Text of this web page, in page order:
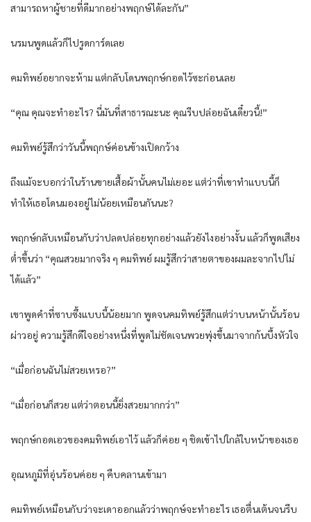
สามารถหาผู้ชายที่ดีมากอย่างพฤกษ์ได้ละกัน”
นรมนพูดแล้วก็ไปรูดการ์ดเลย
คมทิพย์อยากจะห้าม แต่กลับโดนพฤกษ์กอดไว้ซะก่อนเลย
“คุณ คุณจะทำอะไร? นี่มันที่สาธารณะนะ คุณรีบปล่อยฉันเดี๋ยวนี้!”
คมทิพย์รู้สึกว่าวันนี้พฤกษ์ค่อนข้างเปิดกว้าง
ถึงแม้จะบอกว่าในร้านขายเสื้อผ้านั้นคนไม่เยอะ แต่ว่าที่เขาทำแบบนี้ก็
ทำให้เธอโดนมองอยู่ไม่น้อยเหมือนกันนะ?
พฤกษ์กลับเหมือนกับว่าปลดปล่อยทุกอย่างแล้วยังไงอย่างงั้น แล้วก็พูดเสียง
ต่ำขึ้นว่า “คุณสวยมากจริง ๆ คมทิพย์ ผมรู้สึกว่าสายตาของผมละจากไปไม่
ได้แล้ว”
เขาพูดคำที่ซาบซึ้งแบบนี้น้อยมาก พูดจนคมทิพย์รู้สึกแต่ว่าบนหน้านั้นร้อน
ผ่าวอยู่ ความรู้สึกดีใจอย่างหนึ่งที่พูดไม่ชัดเจนพวยพุ่งขึ้นมาจากก้นบึ้งหัวใจ
“เมื่อก่อนฉันไม่สวยเหรอ?”
“เมื่อก่อนก็สวย แต่ว่าตอนนี้ยิ่งสวยมากกว่า”
พฤกษ์กอดเอวของคมทิพย์เอาไว้ แล้วก็ค่อย ๆ ชิดเข้าไปใกล้ใบหน้าของเธอ
อุณหภูมิที่อุ่นร้อนค่อย ๆ คืบคลานเข้ามา
คมทิพย์เหมือนกับว่าจะเดาออกแล้วว่าพฤกษ์จะทำอะไร เธอตื่นเต้นจนรีบ